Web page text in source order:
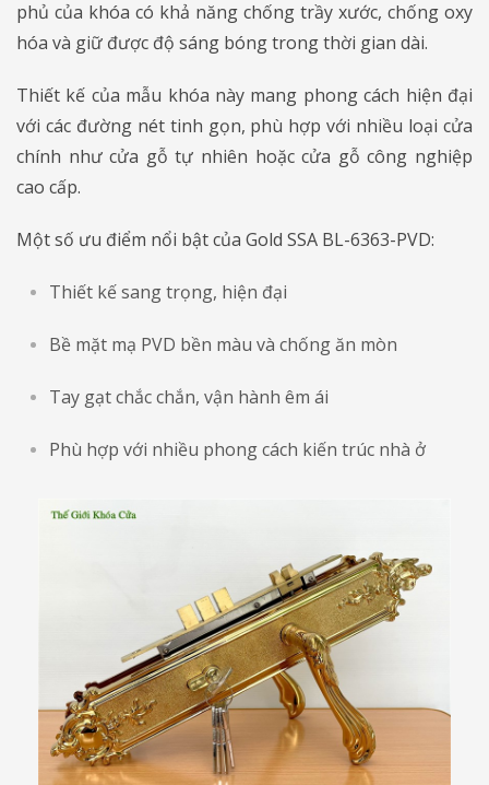
phủ của khóa có khả năng chống trầy xước, chống oxy
hóa và giữ được độ sáng bóng trong thời gian dài.
Thiết kế của mẫu khóa này mang phong cách hiện đại
với các đường nét tinh gọn, phù hợp với nhiều loại cửa
chính như cửa gỗ tự nhiên hoặc cửa gỗ công nghiệp
cao cấp.
Một số ưu điểm nổi bật của Gold SSA BL-6363-PVD:
Thiết kế sang trọng, hiện đại
Bề mặt mạ PVD bền màu và chống ăn mòn
Tay gạt chắc chắn, vận hành êm ái
Phù hợp với nhiều phong cách kiến trúc nhà ở